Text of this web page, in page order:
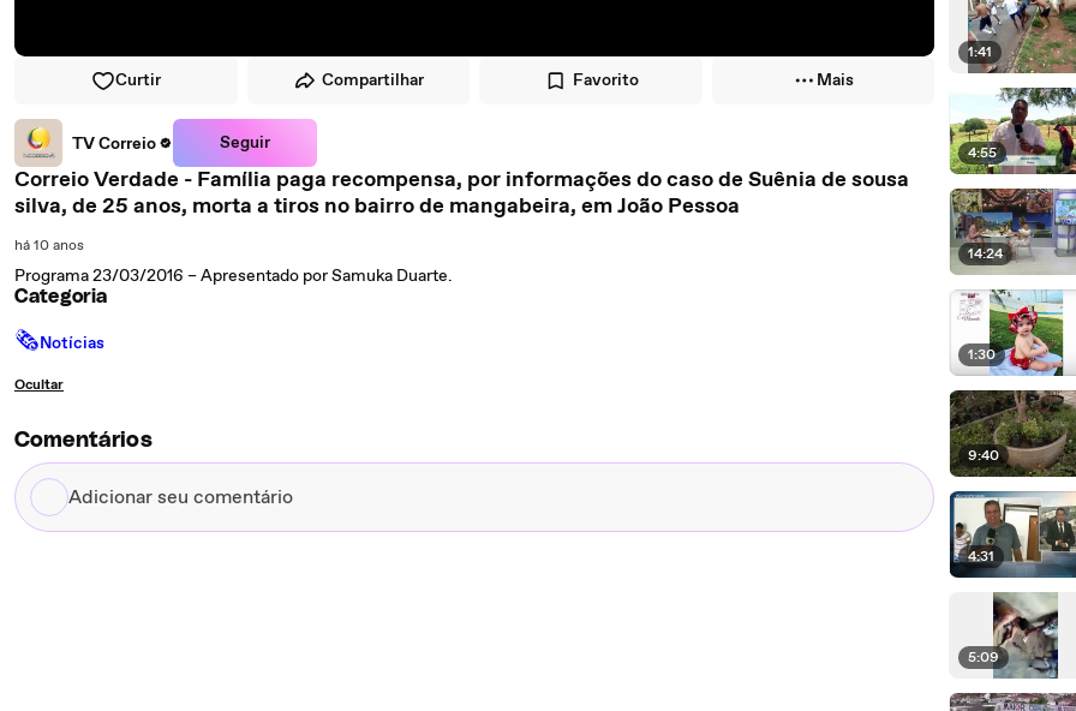
Curtir Compartilhar Favorito Mais
TV Correio Seguir
Correio Verdade - Família paga recompensa, por informações do caso de Suênia de sousa
silva, de 25 anos, morta a tiros no bairro de mangabeira, em João Pessoa
há 10 anos
Programa 23/03/2016 – Apresentado por Samuka Duarte.
Categoria
🗞Notícias
Ocultar
Comentários
Adicionar
seu
1:41
4:55
14:24
1:30
9:40
4:31
5:09